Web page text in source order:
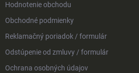
Hodnotenie obchodu
Obchodné podmienky
Reklamačný poriadok / formulár
Odstúpenie od zmluvy / formulár
Ochrana osobných údajov